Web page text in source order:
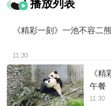
播放列表
《精彩一刻》一池不容二熊
11:30
《精
午餐
11:30